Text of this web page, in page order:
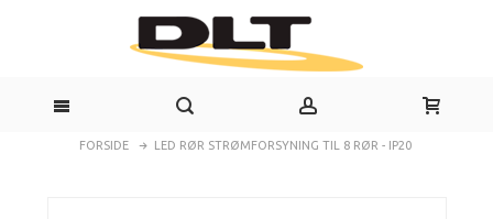
FORSIDE LED RØR STRØMFORSYNING TIL 8 RØR - IP20